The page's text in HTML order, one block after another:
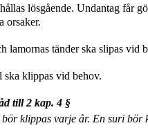
lösgående. Undantag får
orsaker.
lamornas tänder ska slipas vid
klippas vid behov.
till 2 kap. 4 §
klippas varje år. En suri bör